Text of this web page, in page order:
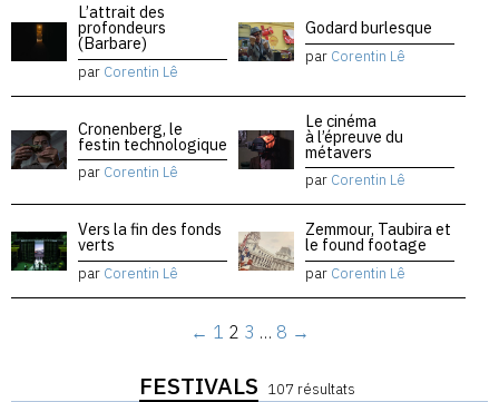
L’attrait des
profondeurs
(Barbare)
par Corentin Lê
Godard burlesque
par Corentin Lê
Cronenberg, le
festin technologique
par Corentin Lê
Le cinéma
à l’épreuve du
métavers
par Corentin Lê
Vers la fin des fonds
verts
par Corentin Lê
Zemmour, Taubira et
le found footage
par Corentin Lê
← 1 2 3 … 8 →
FESTIVALS 107 résultats